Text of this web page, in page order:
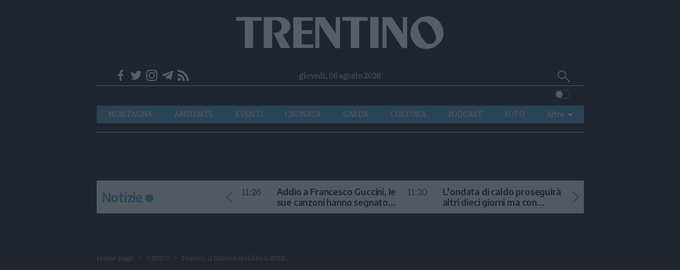
Telegram
RSSgiovedì, 06 agosto 2026 Cerca
su
Trentino
Navigazione
principale
MONTAGNA AMBIENTE EVENTI CRONACA GARDA CULTURA PODCAST FOTO
Altre
VIDEO
Notizie 11:26
Addio a Francesco Guccini, le
sue canzoni hanno segnato
la storia
11:20
L'ondata di caldo proseguirà
altri dieci giorni ma con
temporali
Home page VIDEO Torino, il Salone del libro 2026...